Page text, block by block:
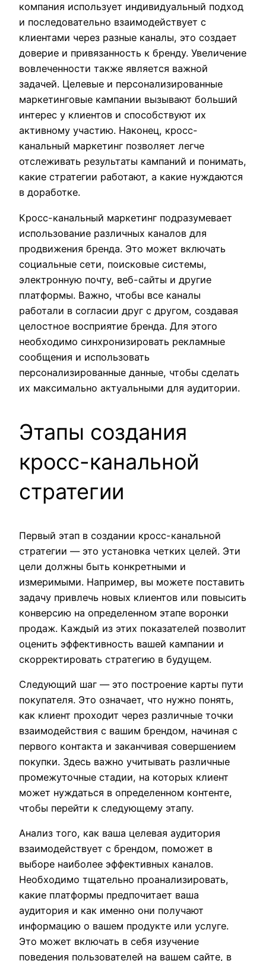
компания использует индивидуальный подход
и последовательно взаимодействует с
клиентами через разные каналы, это создает
доверие и привязанность к бренду. Увеличение
вовлеченности также является важной
задачей. Целевые и персонализированные
маркетинговые кампании вызывают больший
интерес у клиентов и способствуют их
активному участию. Наконец, кросс-
канальный маркетинг позволяет легче
отслеживать результаты кампаний и понимать,
какие стратегии работают, а какие нуждаются
в доработке.
Кросс-канальный маркетинг подразумевает
использование различных каналов для
продвижения бренда. Это может включать
социальные сети, поисковые системы,
электронную почту, веб-сайты и другие
платформы. Важно, чтобы все каналы
работали в согласии друг с другом, создавая
целостное восприятие бренда. Для этого
необходимо синхронизировать рекламные
сообщения и использовать
персонализированные данные, чтобы сделать
их максимально актуальными для аудитории.
Этапы создания
кросс-канальной
стратегии
Первый этап в создании кросс-канальной
стратегии — это установка четких целей. Эти
цели должны быть конкретными и
измеримыми. Например, вы можете поставить
задачу привлечь новых клиентов или повысить
конверсию на определенном этапе воронки
продаж. Каждый из этих показателей позволит
оценить эффективность вашей кампании и
скорректировать стратегию в будущем.
Следующий шаг — это построение карты пути
покупателя. Это означает, что нужно понять,
как клиент проходит через различные точки
взаимодействия с вашим брендом, начиная с
первого контакта и заканчивая совершением
покупки. Здесь важно учитывать различные
промежуточные стадии, на которых клиент
может нуждаться в определенном контенте,
чтобы перейти к следующему этапу.
Анализ того, как ваша целевая аудитория
взаимодействует с брендом, поможет в
выборе наиболее эффективных каналов.
Необходимо тщательно проанализировать,
какие платформы предпочитает ваша
аудитория и как именно они получают
информацию о вашем продукте или услуге.
Это может включать в себя изучение
поведения пользователей на вашем сайте, в